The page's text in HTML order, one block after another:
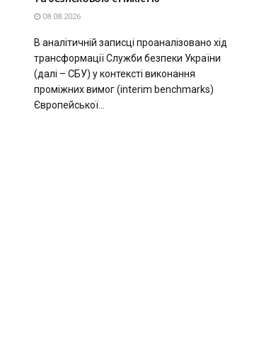
08.08.2026
В аналітичній записці проаналізовано хід
трансформації Служби безпеки України
(далі – СБУ) у контексті виконання
проміжних вимог (interim benchmarks)
Європейської...